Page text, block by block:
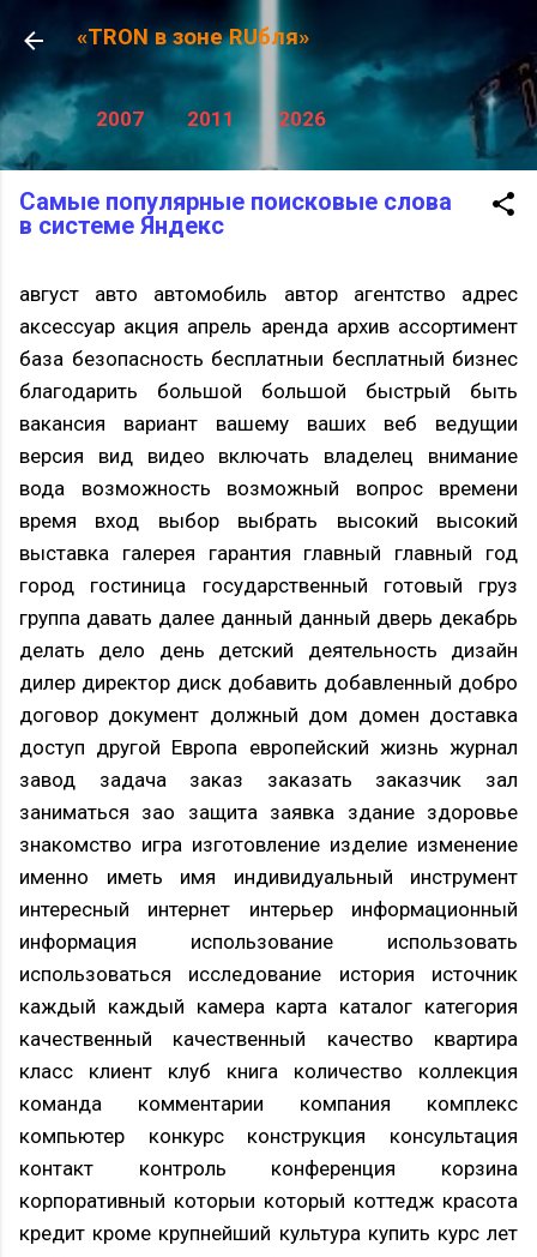
К основному контенту
«TRON в зоне RUбля»
2007 2011 2026
Самые популярные поисковые слова
в системе Яндекс
август авто автомобиль автор агентство адрес
аксессуар акция апрель аренда архив ассортимент
база безопасность бесплатныи бесплатный бизнес
благодарить большой большой быстрый быть
вакансия вариант вашему ваших веб ведущии
версия вид видео включать владелец внимание
вода возможность возможный вопрос времени
время вход выбор выбрать высокий высокий
выставка галерея гарантия главный главный год
город гостиница государственный готовый груз
группа давать далее данный данный дверь декабрь
делать дело день детский деятельность дизайн
дилер директор диск добавить добавленный добро
договор документ должный дом домен доставка
доступ другой Европа европейский жизнь журнал
завод задача заказ заказать заказчик зал
заниматься зао защита заявка здание здоровье
знакомство игра изготовление изделие изменение
именно иметь имя индивидуальный инструмент
интересный интернет интерьер информационный
информация использование использовать
использоваться исследование история источник
каждый каждый камера карта каталог категория
качественный качественный качество квартира
класс клиент клуб книга количество коллекция
команда комментарии компания комплекс
компьютер конкурс конструкция консультация
контакт контроль конференция корзина
корпоративный которыи который коттедж красота
кредит кроме крупнейший культура купить курс лет